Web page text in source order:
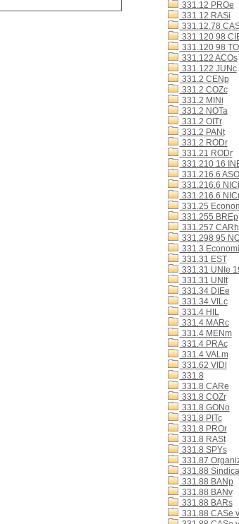
331.12 PROe
331.12 RASi
331.12.78
331.120 98
331.120 98
331.122 ACOs
331.122 JUNc
331.2 CENp
331.2 COZc
331.2 MINi
331.2 NOTa
331.2 OITr
331.2 PANt
331.2 RODr
331.21 RODr
331.210 16
331.216.6
331.216.6
331.216.6
331.25
331.255 BREp
331.257 CARh
331.298 95
331.3
331.31 EST
331.31 UNIe
331.31 UNIt
331.34 DIEe
331.34 VILc
331.4 HIL
331.4 MARc
331.4 MENm
331.4 PRAc
331.4 VALm
331.62 VIDl
331.8
331.8 CARe
331.8 COZr
331.8 GONo
331.8 PITc
331.8 PROr
331.8 RASt
331.8 SPYs
331.87
331.88
331.88 BANp
331.88 BANv
331.88 BARs
331.88 CASe